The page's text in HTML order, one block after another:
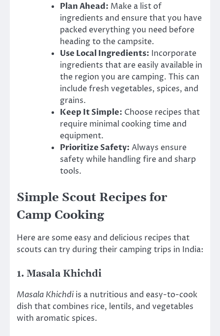
Plan Ahead: Make a list of
ingredients and ensure that you have
packed everything you need before
heading to the campsite.
Use Local Ingredients: Incorporate
ingredients that are easily available in
the region you are camping. This can
include fresh vegetables, spices, and
grains.
Keep It Simple: Choose recipes that
require minimal cooking time and
equipment.
Prioritize Safety: Always ensure
safety while handling fire and sharp
tools.
Simple Scout Recipes for
Camp Cooking
Here are some easy and delicious recipes that
scouts can try during their camping trips in India:
1. Masala Khichdi
Masala Khichdi is a nutritious and easy-to-cook
dish that combines rice, lentils, and vegetables
with aromatic spices.